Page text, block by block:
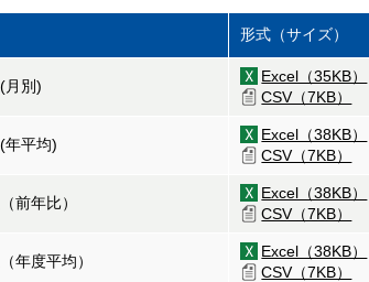
形式（サイズ）
月別)
Excel（35KB）
CSV（7KB）
年平均)
Excel（38KB）
CSV（7KB）
前年比）
Excel（38KB）
CSV（7KB）
年度平均）
Excel（38KB）
CSV（7KB）